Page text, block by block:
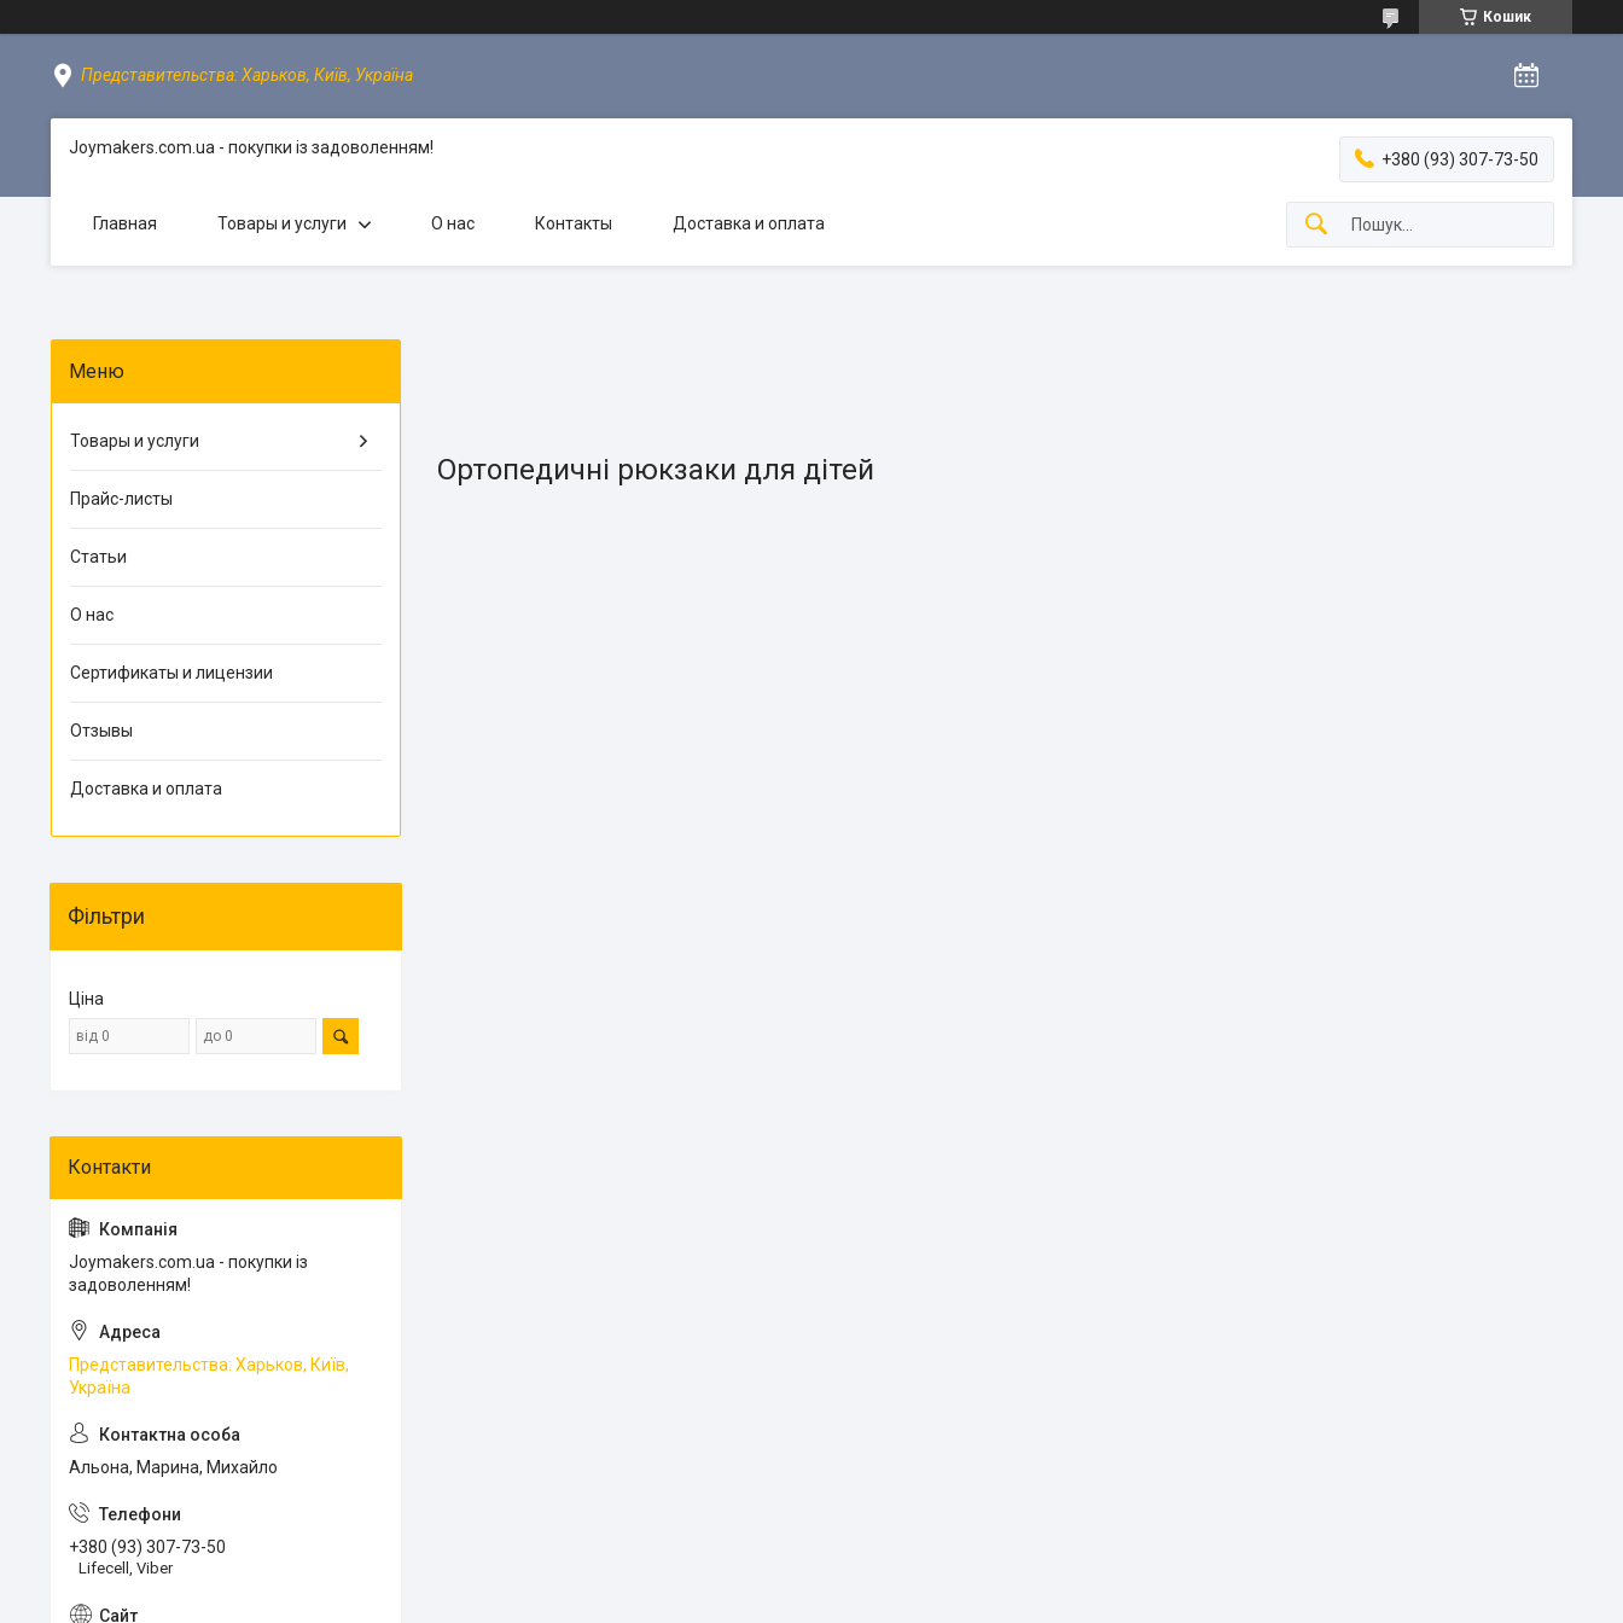
Кошик
Представительства: Харьков, Київ, Україна
Joymakers.com.ua - покупки із задоволенням!
+380 (93) 307-73-50
Главная Товары и услуги О нас Контакты Доставка и оплата
Ортопедичні рюкзаки для дітей
Товары и услуги
Прайс-листы
Статьи
О нас
Сертификаты и лицензии
Отзывы
Доставка и оплата
Фільтри
Ціна
Joymakers.com.ua - покупки із
задоволенням!
Представительства: Харьков, Київ,
Україна
Альона, Марина, Михайло
+380 (93) 307-73-50
Lifecell, Viber